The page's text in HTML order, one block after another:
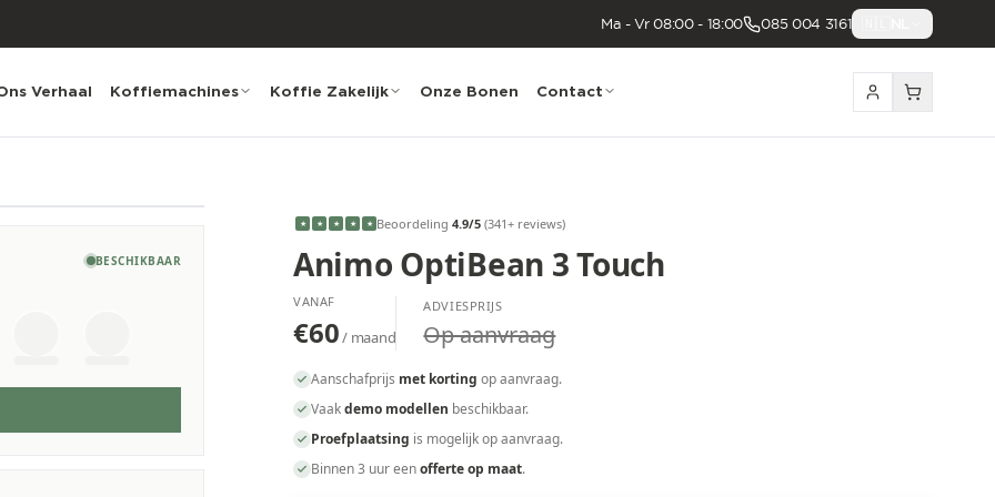
Ma - Vr 08:00 - 18:00 085 004 3161
Verhaal Koffiemachines Koffie Zakelijk Onze Bonen Contact
BESCHIKBAAR
★ ★ ★ ★ ★ Beoordeling 4.9/5 (341+ reviews)
Animo OptiBean 3 Touch
VANAF
€60/ maand
ADVIESPRIJS
Op aanvraag
Aanschafprijs met korting op aanvraag.
Vaakdemo modellen beschikbaar.
Proefplaatsing is mogelijk op aanvraag.
Binnen 3 uur eenofferte op maat.